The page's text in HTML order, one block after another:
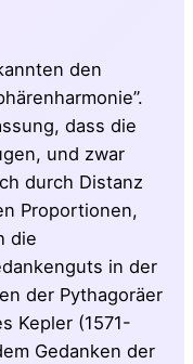
den
dass die
und zwar
durch Distanz
Proportionen,
die
in der
der Pythagoräer
Kepler (1571-
Gedanken der